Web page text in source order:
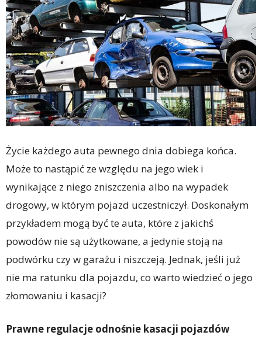
Życie każdego auta pewnego dnia dobiega końca.
Może to nastąpić ze względu na jego wiek i
wynikające z niego zniszczenia albo na wypadek
drogowy, w którym pojazd uczestniczył. Doskonałym
przykładem mogą być te auta, które z jakichś
powodów nie są użytkowane, a jedynie stoją na
podwórku czy w garażu i niszczeją. Jednak, jeśli już
nie ma ratunku dla pojazdu, co warto wiedzieć o jego
złomowaniu i kasacji?
Prawne regulacje odnośnie kasacji pojazdów